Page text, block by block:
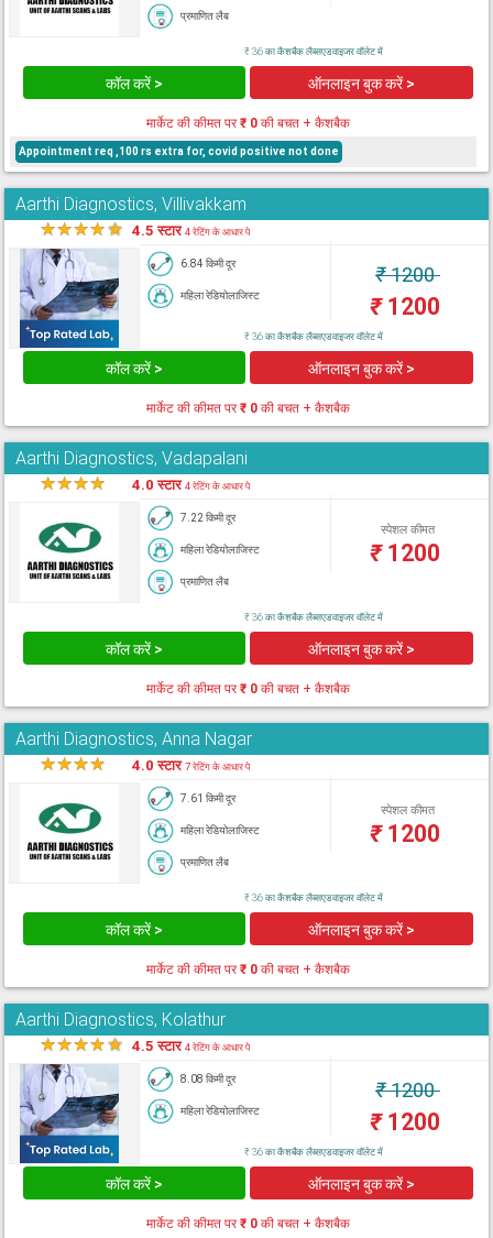
प्रमाणित लैब
₹ 36 का कैशबैक लैब्सएडवाइजर वॉलेट में
कॉल करें > ऑनलाइन बुक करें >
मार्केट की कीमत पर₹ 0की बचत + कैशबैक
Appointment req ,100 rs extra for, covid positive not done
Aarthi Diagnostics, Villivakkam
★★★★★ 4.5 स्टार4 रेटिंग के आधार पे
6.84 किमी दूर
महिला रेडियोलाजिस्ट
₹1200
₹1200
₹ 36 का कैशबैक लैब्सएडवाइजर वॉलेट में
कॉल करें > ऑनलाइन बुक करें >
मार्केट की कीमत पर₹ 0की बचत + कैशबैक
Aarthi Diagnostics, Vadapalani
★★★★ 4.0 स्टार4 रेटिंग के आधार पे
7.22 किमी दूर
महिला रेडियोलाजिस्ट
प्रमाणित लैब
स्पेशल कीमत
₹1200
₹ 36 का कैशबैक लैब्सएडवाइजर वॉलेट में
कॉल करें > ऑनलाइन बुक करें >
मार्केट की कीमत पर₹ 0की बचत + कैशबैक
Aarthi Diagnostics, Anna Nagar
★★★★ 4.0 स्टार7 रेटिंग के आधार पे
7.61 किमी दूर
महिला रेडियोलाजिस्ट
प्रमाणित लैब
स्पेशल कीमत
₹1200
₹ 36 का कैशबैक लैब्सएडवाइजर वॉलेट में
कॉल करें > ऑनलाइन बुक करें >
मार्केट की कीमत पर₹ 0की बचत + कैशबैक
Aarthi Diagnostics, Kolathur
★★★★★ 4.5 स्टार4 रेटिंग के आधार पे
8.08 किमी दूर
महिला रेडियोलाजिस्ट
₹1200
₹1200
₹ 36 का कैशबैक लैब्सएडवाइजर वॉलेट में
कॉल करें > ऑनलाइन बुक करें >
मार्केट की कीमत पर₹ 0की बचत + कैशबैक